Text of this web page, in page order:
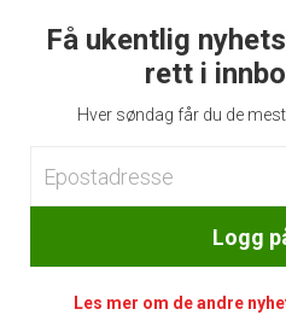
Få ukentlig
rett i
Hver søndag får du de
Logg
Les mer om de andre